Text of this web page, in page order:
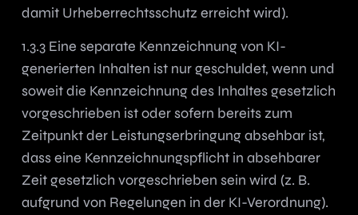
damit Urheberrechtsschutz erreicht wird).
1.3.3 Eine separate Kennzeichnung von KI-
generierten Inhalten ist nur geschuldet, wenn und
soweit die Kennzeichnung des Inhaltes gesetzlich
vorgeschrieben ist oder sofern bereits zum
Zeitpunkt der Leistungserbringung absehbar ist,
dass eine Kennzeichnungspflicht in absehbarer
Zeit gesetzlich vorgeschrieben sein wird (z. B.
aufgrund von Regelungen in der KI-Verordnung).